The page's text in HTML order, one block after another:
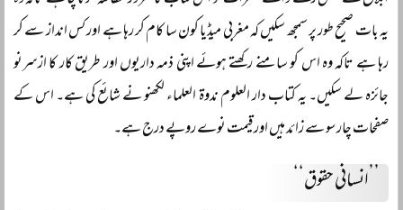
یہ بات صحیح طور پر سمجھ سکیں کہ مغربی میڈیا کون سا کام کر رہا ہے اور کس انداز سے کر
رہا ہے تاکہ وہ اس کو سامنے رکھتے ہوئے اپنی ذمہ داریوں اور طریق کار کا ازسرنو
جائزہ لے سکیں۔ یہ کتاب دار العلوم ندوۃ العلماء لکھنو نے شائع کی ہے۔ اس کے
صفحات چار سو سے زائد ہیں اور قیمت نوے روپے درج ہے۔
’’انسانی حقوق‘‘